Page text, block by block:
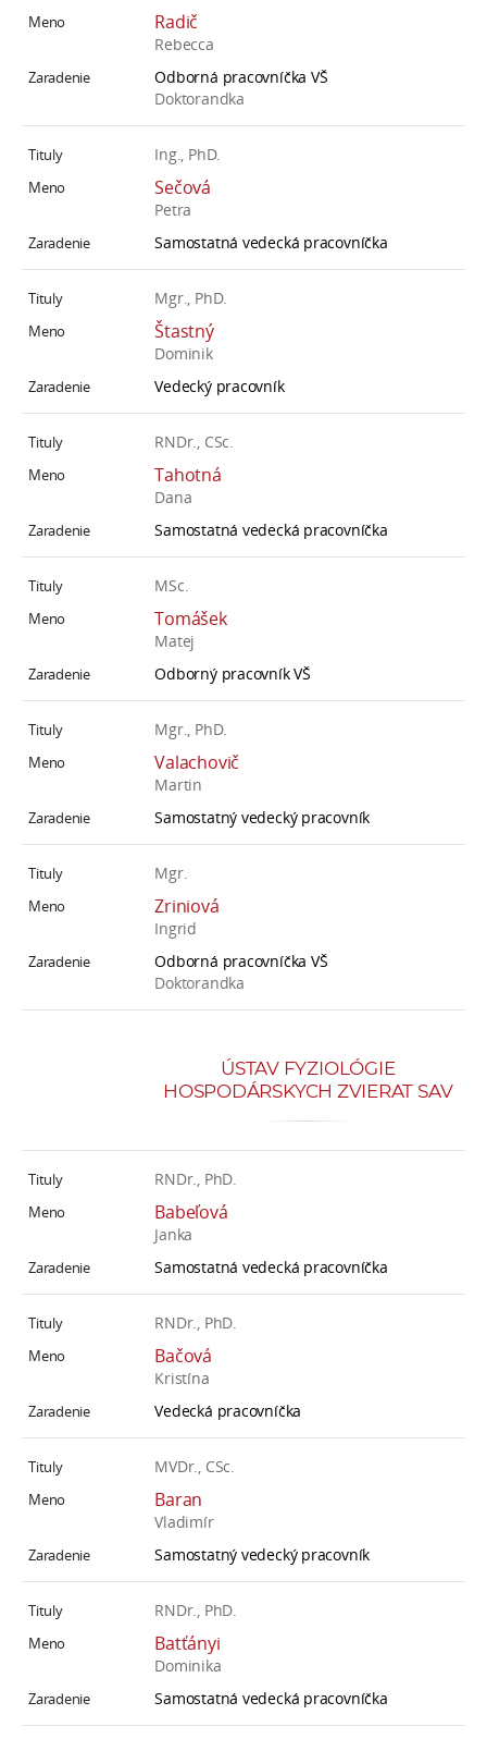
Radič
Rebecca
Odborná pracovníčka VŠ
Doktorandka
Ing., PhD.
Sečová
Petra
Samostatná vedecká pracovníčka
Mgr., PhD.
Štastný
Dominik
Vedecký pracovník
RNDr., CSc.
Tahotná
Dana
Samostatná vedecká pracovníčka
MSc.
Tomášek
Matej
Odborný pracovník VŠ
Mgr., PhD.
Valachovič
Martin
Samostatný vedecký pracovník
Mgr.
Zriniová
Ingrid
Odborná pracovníčka VŠ
Doktorandka
ÚSTAV FYZIOLÓGIE
HOSPODÁRSKYCH ZVIERAT SAV
RNDr., PhD.
Babeľová
Janka
Samostatná vedecká pracovníčka
RNDr., PhD.
Bačová
Kristína
Vedecká pracovníčka
MVDr., CSc.
Baran
Vladimír
Samostatný vedecký pracovník
RNDr., PhD.
Batťányi
Dominika
Samostatná vedecká pracovníčka